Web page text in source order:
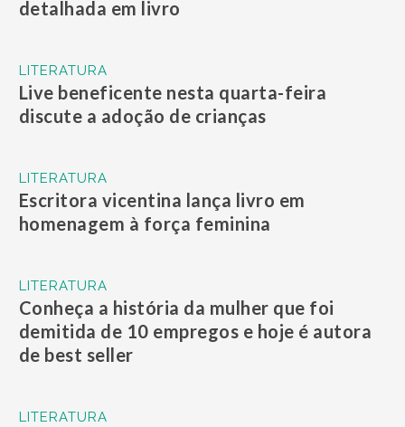
detalhada em livro
LITERATURA
Live beneficente nesta quarta-feira
discute a adoção de crianças
LITERATURA
Escritora vicentina lança livro em
homenagem à força feminina
LITERATURA
Conheça a história da mulher que foi
demitida de 10 empregos e hoje é autora
de best seller
LITERATURA